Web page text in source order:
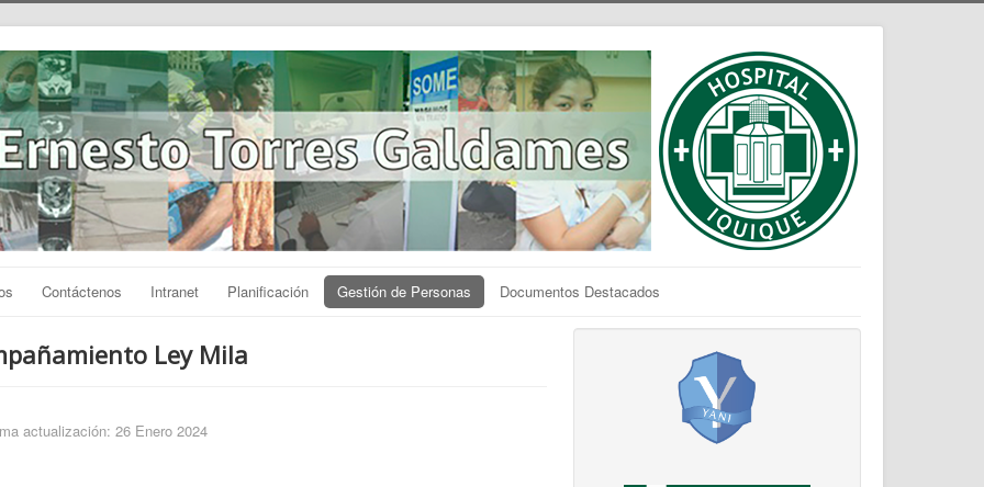
Contáctenos Intranet Planificación Gestión de Personas Documentos Destacados
Ley Mila
actualización: 26 Enero 2024